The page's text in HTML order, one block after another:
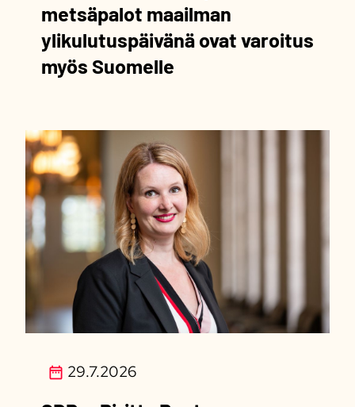
metsäpalot maailman
ylikulutuspäivänä ovat varoitus
myös Suomelle
29.7.2026